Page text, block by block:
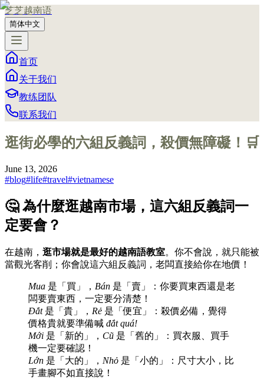
芝芝越南语
简体中文
首页
关于我们
教练团队
联系我们
逛街必學的六組反義詞，殺價無障礙！🛒
June 13, 2026
#blog#life#travel#vietnamese
🤔 為什麼逛越南市場，這六組反義詞一
定要會？
在越南， 逛市場就是最好的越南語教室。你不會說，就只能被
當觀光客削；你會說這六組反義詞，老闆直接給你在地價！
Mua 是「買」， Bán 是「賣」：你要買東西還是老
闆要賣東西，一定要分清楚！
Đắt是「貴」， Rẻ 是「便宜」：殺價必備，覺得
價格貴就要準備喊 đắt quá!
Mới 是「新的」， Cũ 是「舊的」：買衣服、買手
機一定要確認！
Lớn 是「大的」， Nhỏ 是「小的」：尺寸大小，比
手畫腳不如直接說！